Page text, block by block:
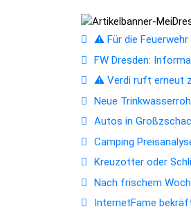
⚠️ Für die Feuerwehr
FW Dresden:
⚠️ Verdi ruft erneut
Neue
Autos in
Camping
Kreuzotter oder
Nach frischem
InternetFame